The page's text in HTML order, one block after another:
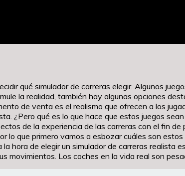
qué simulador de carreras elegir. Algunos
la realidad, también hay algunas opciones
de venta es el realismo que ofrecen a los
¿Pero qué es lo que hace que estos juegos
de la experiencia de las carreras con el fin
lo que primero vamos a esbozar cuáles son
hora de elegir un simulador de carreras realista
movimientos. Los coches en la vida real son